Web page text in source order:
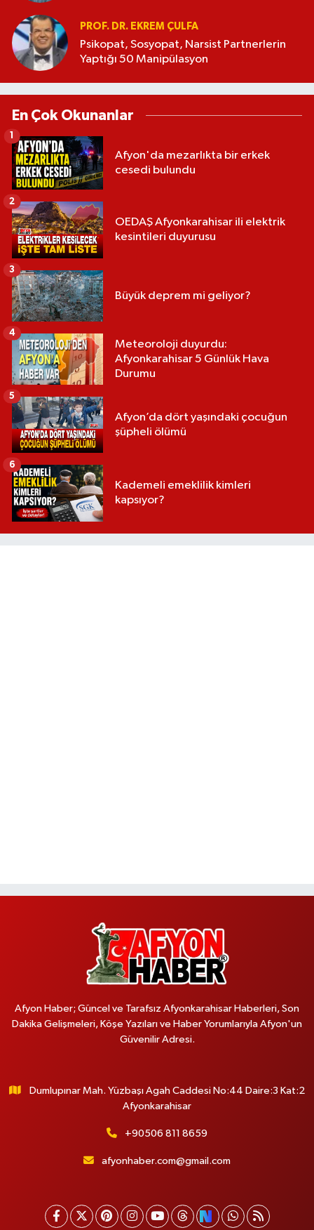
PROF. DR. EKREM ÇULFA
Psikopat, Sosyopat, Narsist Partnerlerin
Yaptığı 50 Manipülasyon
En Çok Okunanlar
Afyon'da mezarlıkta bir erkek
cesedi bulundu
1
OEDAŞ Afyonkarahisar ili elektrik
kesintileri duyurusu
2
Büyük deprem mi geliyor?
3
Meteoroloji duyurdu:
Afyonkarahisar 5 Günlük Hava
Durumu
4
Afyon’da dört yaşındaki çocuğun
şüpheli ölümü
5
Kademeli emeklilik kimleri
kapsıyor?
6
Afyon Haber; Güncel ve Tarafsız Afyonkarahisar Haberleri, Son
Dakika Gelişmeleri, Köşe Yazıları ve Haber Yorumlarıyla Afyon'un
Güvenilir Adresi.
Dumlupınar Mah. Yüzbaşı Agah Caddesi No:44 Daire:3 Kat:2
Afyonkarahisar
+90506 811 8659
afyonhaber.com@gmail.com